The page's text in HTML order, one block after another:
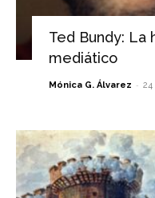
Ted Bundy: La
mediático
Mónica G. Álvarez - 24